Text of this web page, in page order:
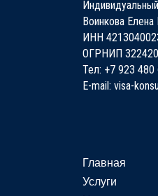
Главная
Услуги
Воинкова Елена
ИНН
ОГРНИП
Тел: +7 923 480
E-mail: visa-